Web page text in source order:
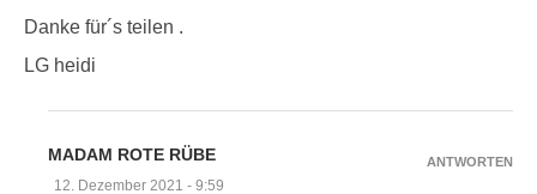
Danke für´s teilen .
LG heidi
MADAM ROTE RÜBE
12. Dezember 2021 - 9:59
ANTWORTEN